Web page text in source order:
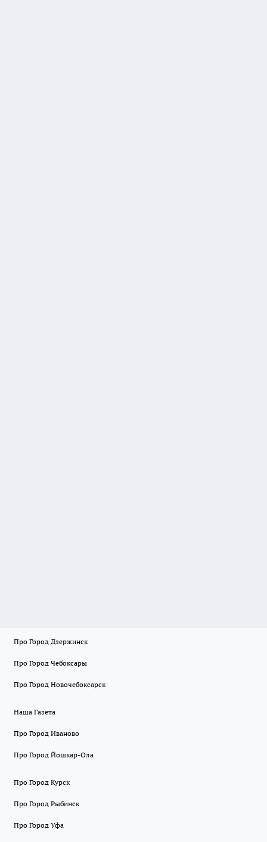
Про Город Дзержинск
Про Город Чебоксары
Про Город Новочебоксарск
Наша Газета
Про Город Иваново
Про Город Йошкар-Ола
Про Город Курск
Про Город Рыбинск
Про Город Уфа